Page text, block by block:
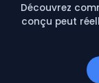
Découvrez
conçu peut